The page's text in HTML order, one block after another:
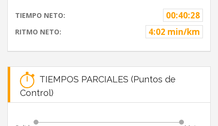
TIEMPO NETO: 00:40:28
RITMO NETO: 4:02 min/km
TIEMPOS PARCIALES (Puntos de
Control)